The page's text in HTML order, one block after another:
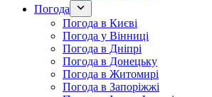
Погода
Погода в Києві
Погода у Вінниці
Погода в Дніпрі
Погода в Донецьку
Погода в Житомирі
Погода в Запоріжжі